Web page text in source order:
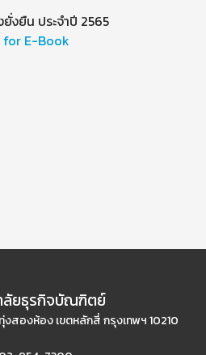
งยืน ประจำปี 2565
for E-Book
ลัยธุรกิจบัณฑิตย์
งสองห้อง เขตหลักสี่ กรุงเทพฯ 10210